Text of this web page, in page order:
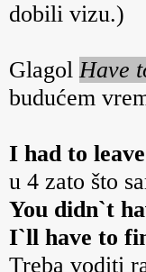
dobili vizu.)
GlagolHave
budućem
I had to
u 4 zato što
You didn`t
I`ll have to
Treba voditi